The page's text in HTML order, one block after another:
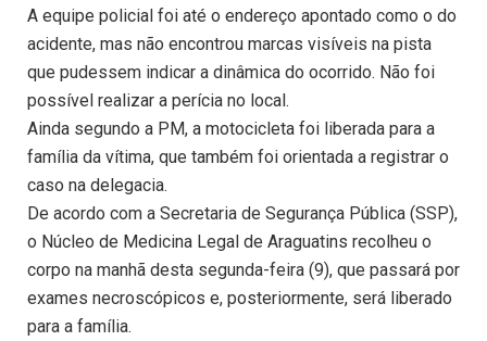
A equipe policial foi até o endereço apontado como o do
acidente, mas não encontrou marcas visíveis na pista
que pudessem indicar a dinâmica do ocorrido. Não foi
possível realizar a perícia no local.
Ainda segundo a PM, a motocicleta foi liberada para a
família da vítima, que também foi orientada a registrar o
caso na delegacia.
De acordo com a Secretaria de Segurança Pública (SSP),
o Núcleo de Medicina Legal de Araguatins recolheu o
corpo na manhã desta segunda-feira (9), que passará por
exames necroscópicos e, posteriormente, será liberado
para a família.